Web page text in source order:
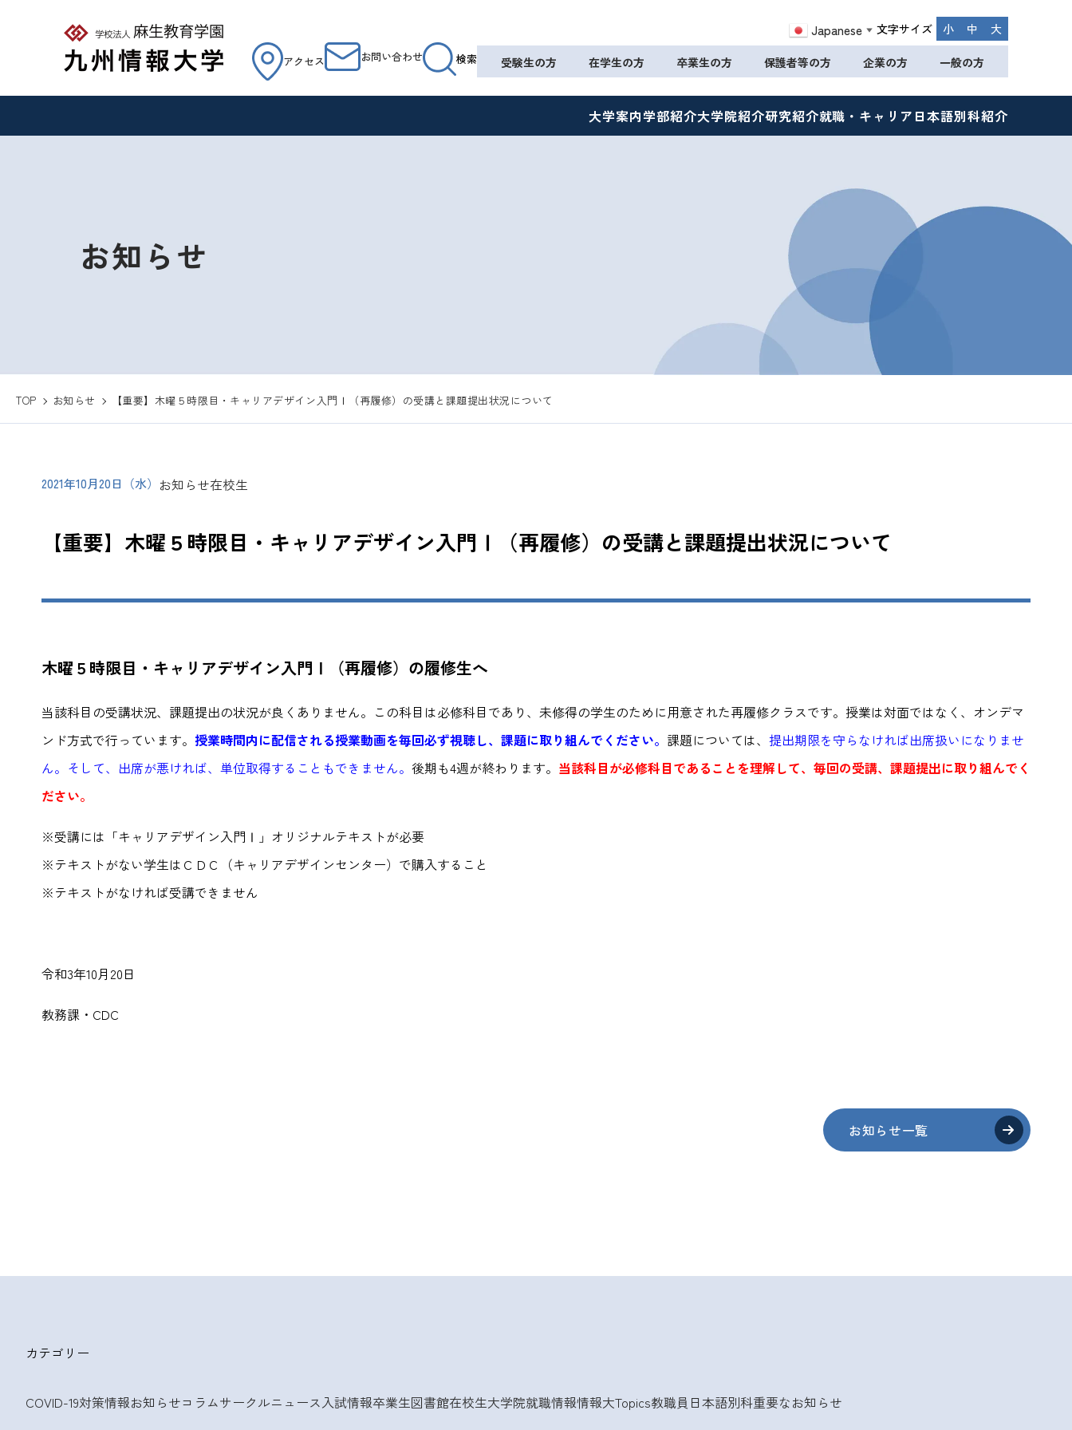
Japanese ▼ 文字サイズ 小 中 大
アクセス お問い合わせ 検索 受験生の方 在学生の方 卒業生の方 保護者等の方 企業の方 一般の方
大学案内学部紹介大学院紹介研究紹介就職・キャリア 日本語別科紹介
お知らせ
TOP お知らせ 【重要】木曜５時限目・キャリアデザイン入門Ⅰ（再履修）の受講と課題提出状況について
2021年10月20日（水） お知らせ在校生
【重要】木曜５時限目・キャリアデザイン入門Ⅰ（再履修）の受講と課題提出状況について
木曜５時限目・キャリアデザイン入門Ⅰ（再履修）の履修生へ
当該科目の受講状況、課題提出の状況が良くありません。この科目は必修科目であり、未修得の学生のために用意された再履修クラスです。授業は対面ではなく、オンデマ
ンド方式で行っています。 授業時間内に配信される授業動画を毎回必ず視聴し、課題に取り組んでください。 課題については、 提出期限を守らなければ出席扱いになりませ
ん。そして、出席が悪ければ、単位取得することもできません。 後期も4週が終わります。 当該科目が必修科目であることを理解して、毎回の受講、課題提出に取り組んでく
ださい。
※受講には「キャリアデザイン入門Ⅰ」オリジナルテキストが必要
※テキストがない学生はＣＤＣ（キャリアデザインセンター）で購入すること
※テキストがなければ受講できません
令和3年10月20日
教務課・CDC
お知らせ一覧
カテゴリー
COVID-19対策情報お知らせコラムサークルニュース入試情報卒業生図書館在校生大学院就職情報情報大Topics教職員 日本語別科重要なお知らせ